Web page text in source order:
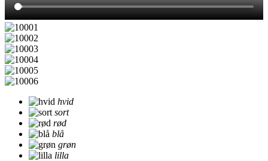
hvid
sort
rød
blå
grøn
lilla